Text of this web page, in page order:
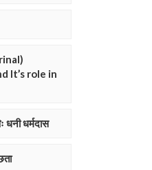
It’s role in
धर्मदास